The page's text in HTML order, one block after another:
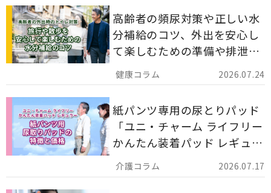
2026.07.24
高齢者の頻尿対策や正しい水
分補給のコツ、外出を安心し
て楽しむための準備や排泄ケ
ア用品の選び方を解説しま
す。
2026.07.17
紙パンツ専用の尿とりパッド
「ユニ・チャーム ライフリー
かんたん装着パッド レギュラ
ー 計162枚」について解説し
ます。